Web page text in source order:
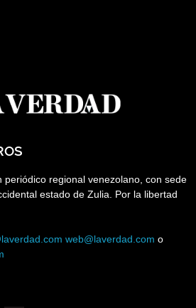
periódico regional venezolano, con sede
estado de Zulia. Por la libertad
web@laverdad.com o